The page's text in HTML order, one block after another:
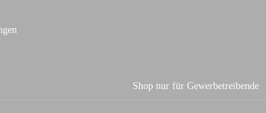
Shop nur für Gewerbetreibende